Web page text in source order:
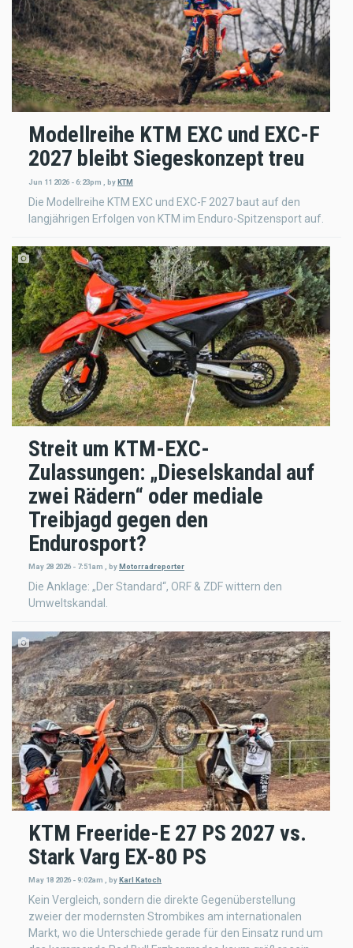
Modellreihe KTM EXC und EXC-F
2027 bleibt Siegeskonzept treu
Jun 11 2026 - 6:23pm byKTM
Die Modellreihe KTM EXC und EXC-F 2027 baut auf den
langjährigen Erfolgen von KTM im Enduro-Spitzensport auf.
Streit um KTM-EXC-
Zulassungen: „Dieselskandal auf
zwei Rädern“ oder mediale
Treibjagd gegen den
Endurosport?
May 28 2026 - 7:51am byMotorradreporter
Die Anklage: „Der Standard“, ORF & ZDF wittern den
Umweltskandal.
KTM Freeride-E 27 PS 2027 vs.
Stark Varg EX-80 PS
May 18 2026 - 9:02am byKarl Katoch
Kein Vergleich, sondern die direkte Gegenüberstellung
zweier der modernsten Strombikes am internationalen
Markt, wo die Unterschiede gerade für den Einsatz rund um